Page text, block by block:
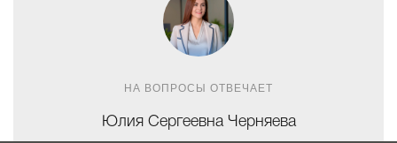
НА ВОПРОСЫ ОТВЕЧАЕТ
Юлия Сергеевна Черняева